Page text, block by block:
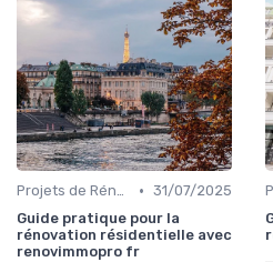
Projets de Rénovation • 31/07/2025
Guide pratique pour la
rénovation résidentielle avec
renovimmopro fr